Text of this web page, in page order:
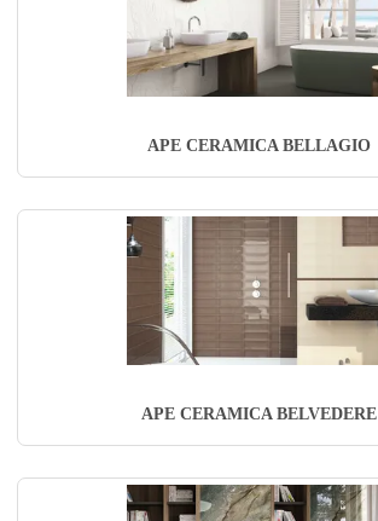
APE CERAMICA BELLAGIO
APE CERAMICA BELVEDERE